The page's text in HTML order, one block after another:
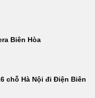
Biên Hòa
chỗ Hà Nội đi Điện Biên